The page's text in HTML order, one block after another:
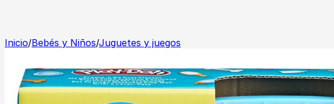
Inicio/Bebés y Niños/Juguetes y juegos